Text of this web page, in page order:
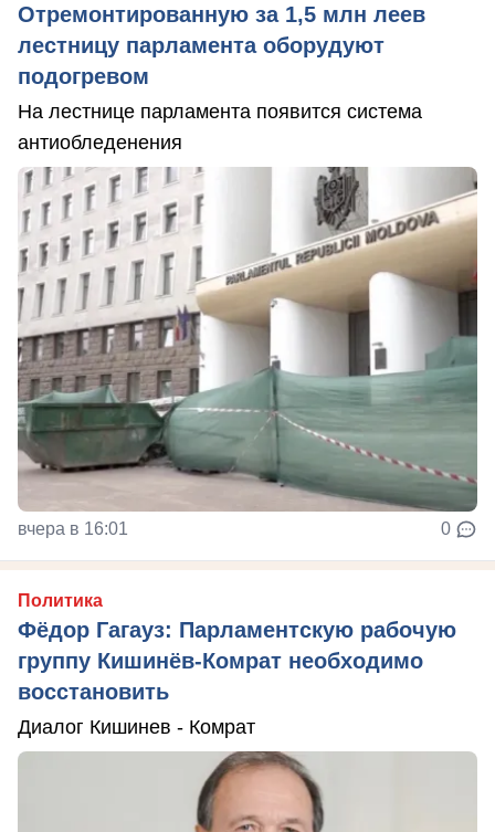
Отремонтированную за 1,5 млн леев
лестницу парламента оборудуют
подогревом
На лестнице парламента появится система
антиобледенения
вчера в 16:01 0
Политика
Фёдор Гагауз: Парламентскую рабочую
группу Кишинёв-Комрат необходимо
восстановить
Диалог Кишинев - Комрат